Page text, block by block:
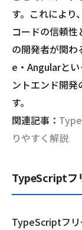
す。これにより
コードの信頼
の開発者が関
e・Angularと
ントエンド開発
す。
関連記事：
りやすく解説
TypeScriptフ
TypeScriptフリ